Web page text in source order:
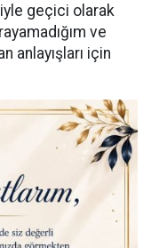
geçici olarak
ve
anlayışları için